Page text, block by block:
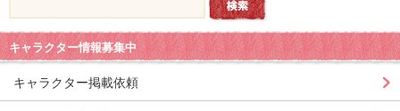
キャラクター情報募集中
キャラクター掲載依頼